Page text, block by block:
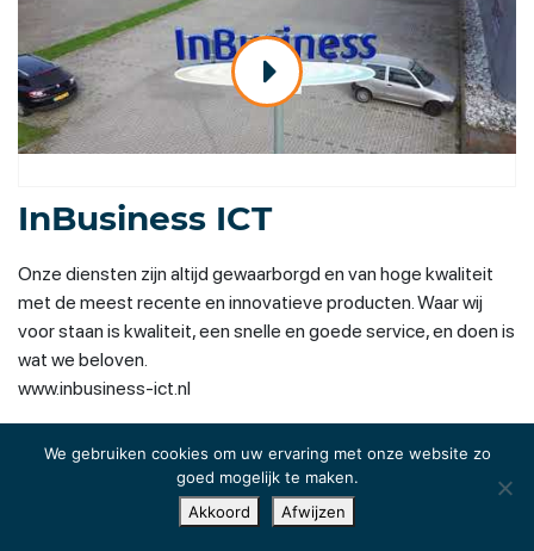
InBusiness ICT
Onze diensten zijn altijd gewaarborgd en van hoge kwaliteit
met de meest recente en innovatieve producten. Waar wij
voor staan is kwaliteit, een snelle en goede service, en doen is
wat we beloven.
www.inbusiness-ict.nl
We gebruiken cookies om uw ervaring met onze website zo
goed mogelijk te maken.
Akkoord
Afwijzen